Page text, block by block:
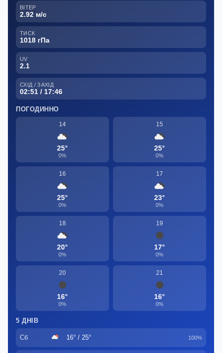
ВІТЕР
2.92 м/с
ТИСК
1018 гПа
UV
2.1
СХІД / ЗАХІД
02:51 / 17:46
ПОГОДИННО
14
25°
0%
15
25°
0%
16
25°
0%
17
23°
0%
18
20°
0%
19
17°
0%
20
16°
0%
21
16°
0%
5 ДНІВ
Сб 16° / 25° 100%